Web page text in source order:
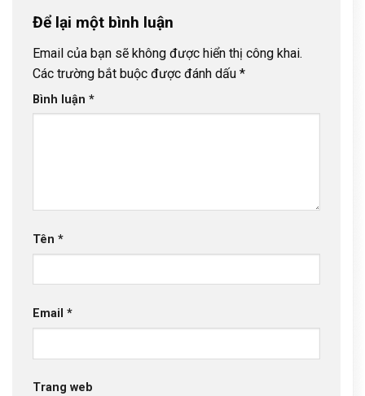
Để lại một bình luận
Email của bạn sẽ không được hiển thị công khai.
Các trường bắt buộc được đánh dấu *
Bình luận *
Tên *
Email *
Trang web